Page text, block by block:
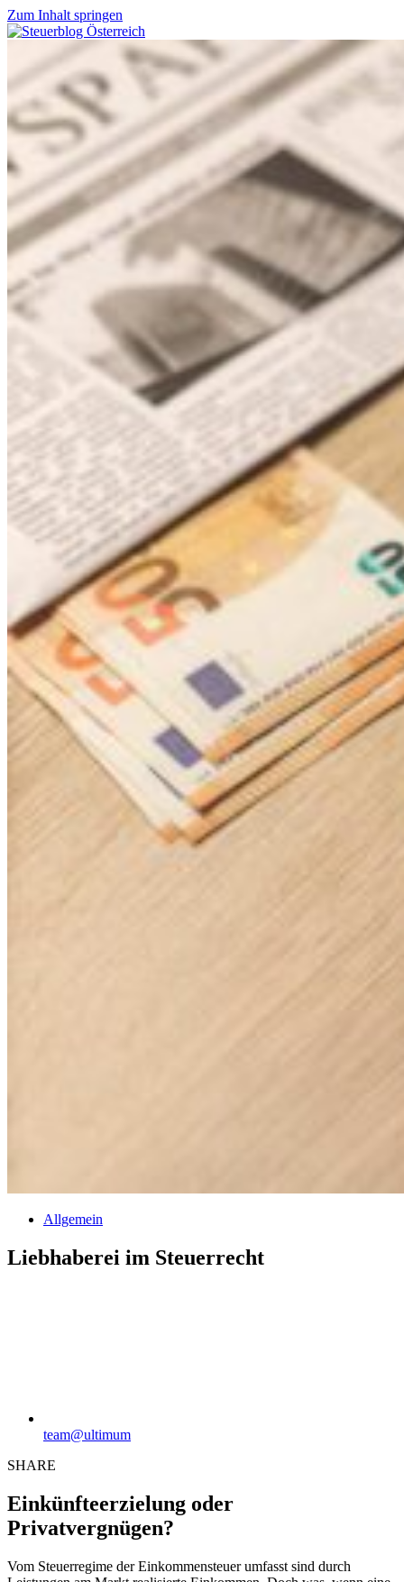
Zum Inhalt springen
Allgemein
Liebhaberei im Steuerrecht
team@ultimum
SHARE
Einkünfteerzielung oder
Privatvergnügen?
Vom Steuerregime der Einkommensteuer umfasst sind durch